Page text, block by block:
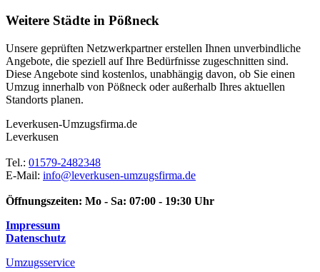
Weitere Städte in Pößneck
Unsere geprüften Netzwerkpartner erstellen Ihnen unverbindliche
Angebote, die speziell auf Ihre Bedürfnisse zugeschnitten sind.
Diese Angebote sind kostenlos, unabhängig davon, ob Sie einen
Umzug innerhalb von Pößneck oder außerhalb Ihres aktuellen
Standorts planen.
Leverkusen-Umzugsfirma.de
Leverkusen
Tel.: 01579-2482348
E-Mail: info@leverkusen-umzugsfirma.de
Öffnungszeiten: Mo - Sa: 07:00 - 19:30 Uhr
Impressum
Datenschutz
Umzugsservice